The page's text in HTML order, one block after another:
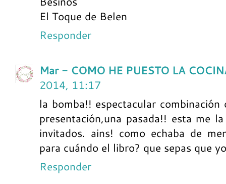
El Toque de Belen
Responder
Mar - COMO HE PUESTO LA
2014, 11:17
la bomba!! espectacular
presentación,una pasada!! esta me
invitados. ains! como echaba de
para cuándo el libro? que sepas que
Responder